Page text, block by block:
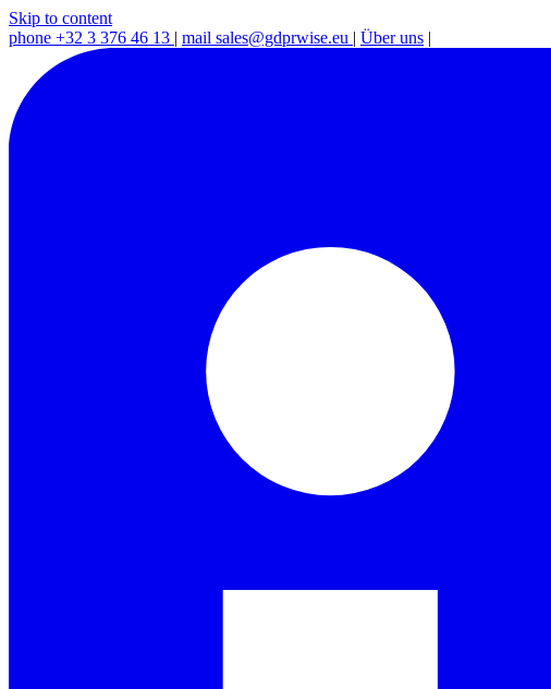
Skip to content
phone +32 3 376 46 13 | mail sales@gdprwise.eu | Über uns |